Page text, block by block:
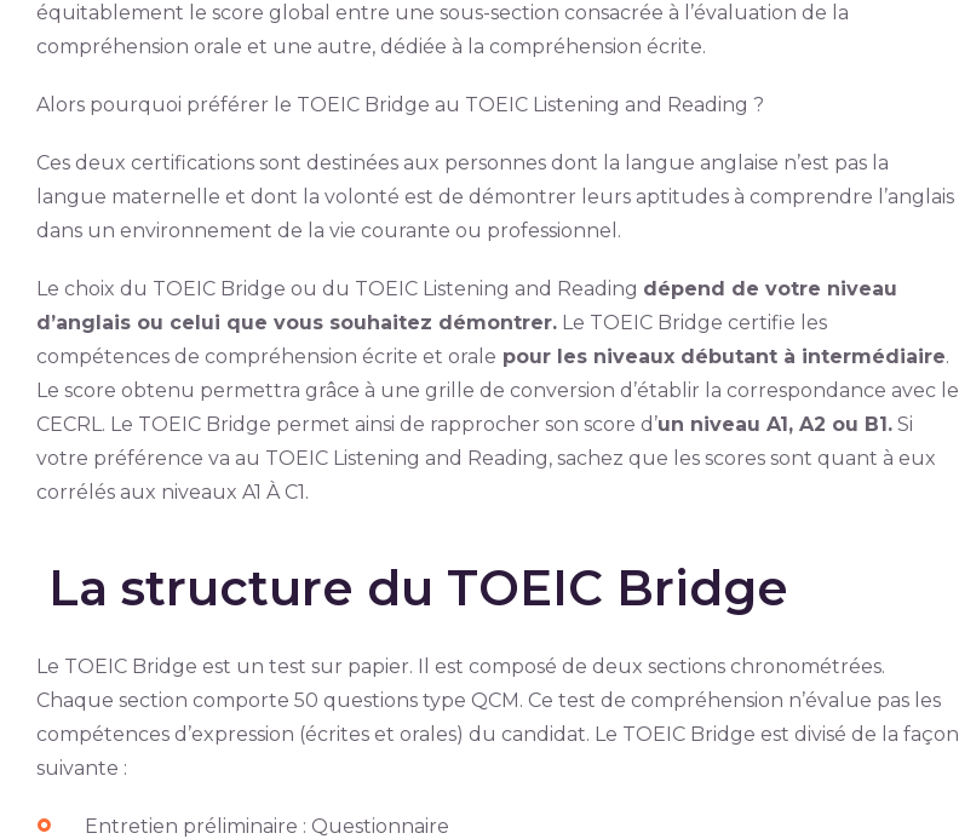
équitablement le score global entre une sous-section consacrée à l’évaluation de la
compréhension orale et une autre, dédiée à la compréhension écrite.
Alors pourquoi préférer le TOEIC Bridge au TOEIC Listening and Reading ?
Ces deux certifications sont destinées aux personnes dont la langue anglaise n’est pas la
langue maternelle et dont la volonté est de démontrer leurs aptitudes à comprendre l’anglais
dans un environnement de la vie courante ou professionnel.
Le choix du TOEIC Bridge ou du TOEIC Listening and Reading dépend de votre niveau
d’anglais ou celui que vous souhaitez démontrer.Le TOEIC Bridge certifie les
compétences de compréhension écrite et orale pour les niveaux débutant à intermédiaire.
Le score obtenu permettra grâce à une grille de conversion d’établir la correspondance avec le
CECRL. Le TOEIC Bridge permet ainsi de rapprocher son score d’un niveau A1, A2 ou B1.Si
votre préférence va au TOEIC Listening and Reading, sachez que les scores sont quant à eux
corrélés aux niveaux A1 À C1.
La structure du TOEIC Bridge
Le TOEIC Bridge est un test sur papier. Il est composé de deux sections chronométrées.
Chaque section comporte 50 questions type QCM. Ce test de compréhension n’évalue pas les
compétences d’expression (écrites et orales) du candidat. Le TOEIC Bridge est divisé de la façon
suivante :
Entretien préliminaire : Questionnaire